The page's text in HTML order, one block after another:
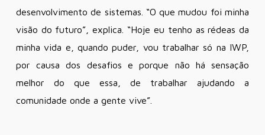
desenvolvimento de sistemas. “O que mudou foi minha
visão do futuro”, explica. “Hoje eu tenho as rédeas da
minha vida e, quando puder, vou trabalhar só na IWP,
por causa dos desafios e porque não há sensação
melhor do que essa, de trabalhar ajudando a
comunidade onde a gente vive”.